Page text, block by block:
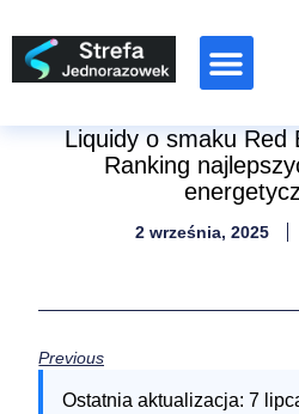
Liquidy o smaku Red
Ranking
2 września, 2025
Previous
Ostatnia aktualizacja: 7